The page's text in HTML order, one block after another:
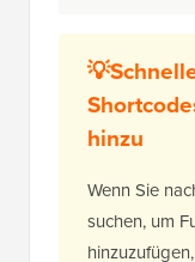
hinzu
Wenn Sie
suchen, um